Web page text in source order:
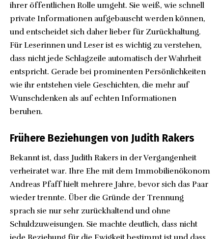
ihrer öffentlichen Rolle umgeht. Sie weiß, wie schnell
private Informationen aufgebauscht werden können,
und entscheidet sich daher lieber für Zurückhaltung.
Für Leserinnen und Leser ist es wichtig zu verstehen,
dass nicht jede Schlagzeile automatisch der Wahrheit
entspricht. Gerade bei prominenten Persönlichkeiten
wie ihr entstehen viele Geschichten, die mehr auf
Wunschdenken als auf echten Informationen
beruhen.
Frühere Beziehungen von Judith Rakers
Bekannt ist, dass Judith Rakers in der Vergangenheit
verheiratet war. Ihre Ehe mit dem Immobilienökonom
Andreas Pfaff hielt mehrere Jahre, bevor sich das Paar
wieder trennte. Über die Gründe der Trennung
sprach sie nur sehr zurückhaltend und ohne
Schuldzuweisungen. Sie machte deutlich, dass nicht